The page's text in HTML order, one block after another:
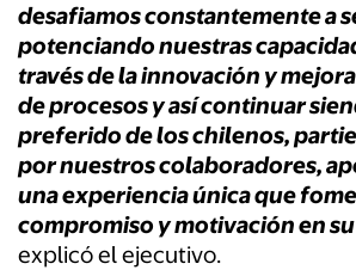
desafiamos constantemente a
potenciando nuestras
través de la innovación y
de procesos y así continuar
preferido de los chilenos,
por nuestros colaboradores,
una experiencia única que
compromiso y motivación en
explicó el ejecutivo.